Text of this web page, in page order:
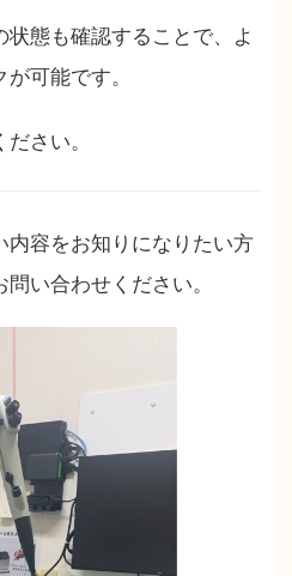
態も確認することで、よ
可能です。
さい。
内容をお知りになりたい方
い合わせください。